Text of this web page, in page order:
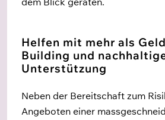
Helfen mit mehr als
Building und
Unterstützung
Neben der Bereitschaft zum
Angeboten einer